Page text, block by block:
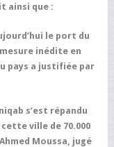
ainsi que :
le port du
inédite en
pays a justifiée par
s’est répandu
ville de 70.000
Moussa, jugé